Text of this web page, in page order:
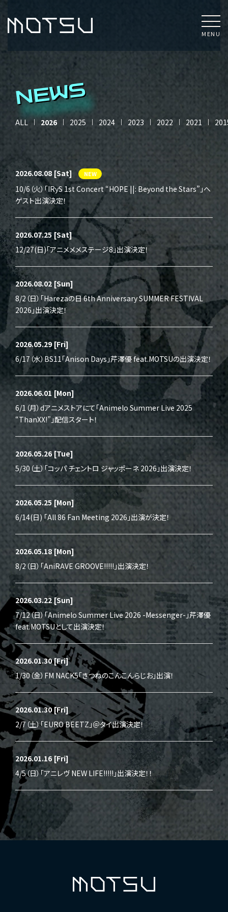
MENU
NEWS
ALL 2026 2025 2024 2023 2022 2021
2026.08.08 [Sat] NEW
10/6（火）「IRyS 1st Concert “HOPE ||: Beyond the Stars”」へ
ゲスト出演決定！
2026.07.25 [Sat]
12/27(日)「アニメメメステージ8」出演決定！
2026.08.02 [Sun]
8/2（日）「Harezaの日 6th Anniversary SUMMER FESTIVAL
2026」出演決定！
2026.05.29 [Fri]
6/17（水）BS11「Anison Days」芹澤優 feat.MOTSUの出演決定！
2026.06.01 [Mon]
6/1（月）dアニメストアにて「Animelo Summer Live 2025
“ThanXX!”」配信スタート！
2026.05.26 [Tue]
5/30（土）「コッパ チェントロ ジャッポーネ 2026」出演決定！
2026.05.25 [Mon]
6/14(日) 「All 86 Fan Meeting 2026」出演が決定！
2026.05.18 [Mon]
8/2（日）「AniRAVE GROOVE!!!!!」出演決定！
2026.03.22 [Sun]
7/12（日）「Animelo Summer Live 2026 -Messenger-」芹澤優
feat.MOTSUとして出演決定！
2026.01.30 [Fri]
1/30（金）FM NACK5「きつねのこんこんらじお」出演！
2026.01.30 [Fri]
2/7（土）「EURO BEETZ」＠タイ出演決定！
2026.01.16 [Fri]
4/5（日）「アニレヴ NEW LIFE!!!!!」出演決定！！